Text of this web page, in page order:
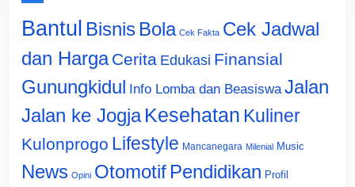
Bantul Bisnis Bola Cek Fakta Cek Jadwal
dan Harga Cerita Edukasi Finansial
Gunungkidul Info Lomba dan Beasiswa Jalan
Jalan ke Jogja Kesehatan Kuliner
Kulonprogo Lifestyle Mancanegara Milenial Music
News Opini Otomotif Pendidikan Profil